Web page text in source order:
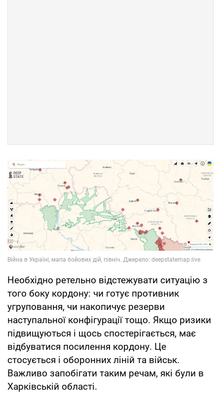
Необхідно ретельно відстежувати ситуацію з
того боку кордону: чи готує противник
угруповання, чи накопичує резерви
наступальної конфігурації тощо. Якщо ризики
підвищуються і щось спостерігається, має
відбуватися посилення кордону. Це
стосується і оборонних ліній та військ.
Важливо запобігати таким речам, які були в
Харківській області.